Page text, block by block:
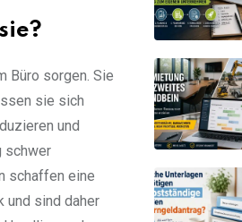
Büro sorgen. Sie
sie sich
und
schwer
schaffen eine
und sind daher